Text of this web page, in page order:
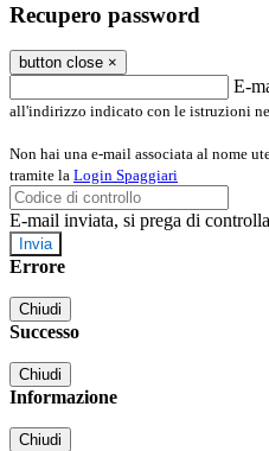
Recupero password
button close ×
E-
all'indirizzo indicato con le istruzioni
Non hai una e-mail associata al nome
tramite la Login Spaggiari
E-mail inviata, si prega di
Errore
Chiudi
Successo
Chiudi
Informazione
Chiudi